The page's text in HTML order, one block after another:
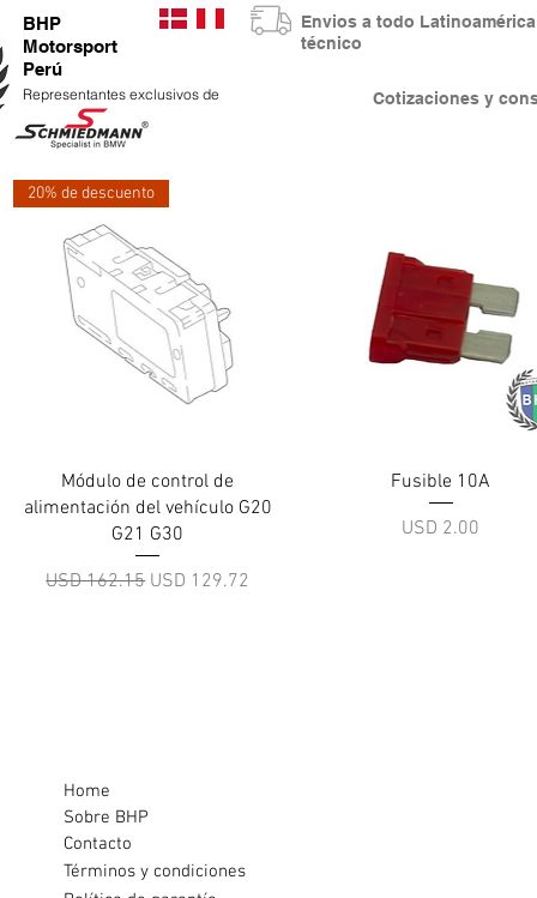
BHP
Motorsport
Perú
Representantes exclusivos de Cotizaciones y
Envios a todo
técnico
Vista rápida
20% de descuento
Módulo de control de
alimentación del vehículo G20
G21 G30
Precio
USD 162.15 Precio de oferta
USD 129.72
Vista rápida
Fusible 10A
Precio
USD 2.00
Home
Sobre BHP
Contacto
Términos y condiciones